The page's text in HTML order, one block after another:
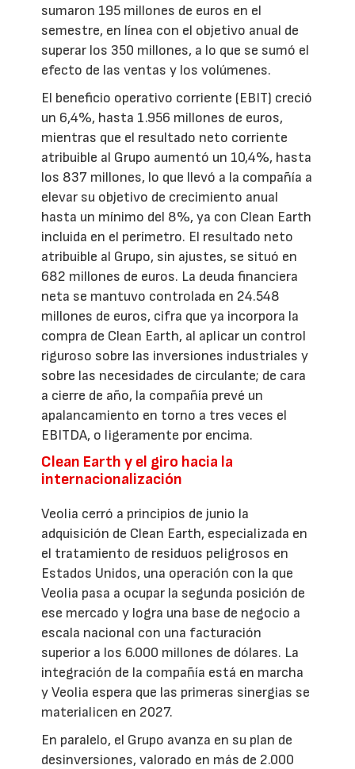
sumaron 195 millones de euros en el
semestre, en línea con el objetivo anual de
superar los 350 millones, a lo que se sumó el
efecto de las ventas y los volúmenes.
El beneficio operativo corriente (EBIT) creció
un 6,4%, hasta 1.956 millones de euros,
mientras que el resultado neto corriente
atribuible al Grupo aumentó un 10,4%, hasta
los 837 millones, lo que llevó a la compañía a
elevar su objetivo de crecimiento anual
hasta un mínimo del 8%, ya con Clean Earth
incluida en el perímetro. El resultado neto
atribuible al Grupo, sin ajustes, se situó en
682 millones de euros. La deuda financiera
neta se mantuvo controlada en 24.548
millones de euros, cifra que ya incorpora la
compra de Clean Earth, al aplicar un control
riguroso sobre las inversiones industriales y
sobre las necesidades de circulante; de cara
a cierre de año, la compañía prevé un
apalancamiento en torno a tres veces el
EBITDA, o ligeramente por encima.
Clean Earth y el giro hacia la
internacionalización
Veolia cerró a principios de junio la
adquisición de Clean Earth, especializada en
el tratamiento de residuos peligrosos en
Estados Unidos, una operación con la que
Veolia pasa a ocupar la segunda posición de
ese mercado y logra una base de negocio a
escala nacional con una facturación
superior a los 6.000 millones de dólares. La
integración de la compañía está en marcha
y Veolia espera que las primeras sinergias se
materialicen en 2027.
En paralelo, el Grupo avanza en su plan de
desinversiones, valorado en más de 2.000